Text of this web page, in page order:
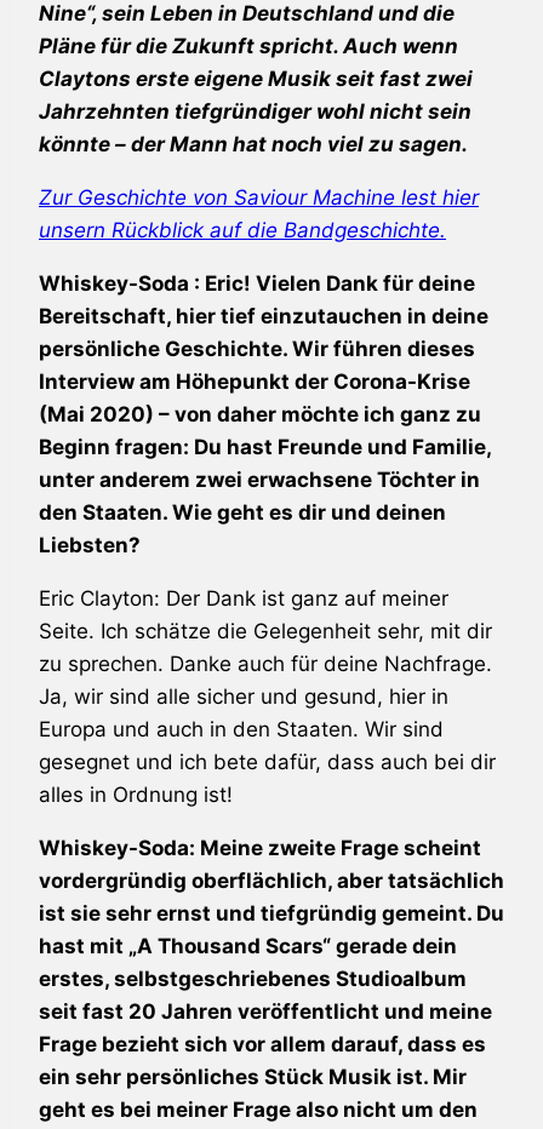
Nine“, sein Leben in Deutschland und die
Pläne für die Zukunft spricht. Auch wenn
Claytons erste eigene Musik seit fast zwei
Jahrzehnten tiefgründiger wohl nicht sein
könnte – der Mann hat noch viel zu sagen.
Zur Geschichte von Saviour Machine lest hier
unsern Rückblick auf die Bandgeschichte.
Whiskey-Soda : Eric! Vielen Dank für deine
Bereitschaft, hier tief einzutauchen in deine
persönliche Geschichte. Wir führen dieses
Interview am Höhepunkt der Corona-Krise
(Mai 2020) – von daher möchte ich ganz zu
Beginn fragen: Du hast Freunde und Familie,
unter anderem zwei erwachsene Töchter in
den Staaten. Wie geht es dir und deinen
Liebsten?
Eric Clayton: Der Dank ist ganz auf meiner
Seite. Ich schätze die Gelegenheit sehr, mit dir
zu sprechen. Danke auch für deine Nachfrage.
Ja, wir sind alle sicher und gesund, hier in
Europa und auch in den Staaten. Wir sind
gesegnet und ich bete dafür, dass auch bei dir
alles in Ordnung ist!
Whiskey-Soda: Meine zweite Frage scheint
vordergründig oberflächlich, aber tatsächlich
ist sie sehr ernst und tiefgründig gemeint. Du
hast mit „A Thousand Scars“ gerade dein
erstes, selbstgeschriebenes Studioalbum
seit fast 20 Jahren veröffentlicht und meine
Frage bezieht sich vor allem darauf, dass es
ein sehr persönliches Stück Musik ist. Mir
geht es bei meiner Frage also nicht um den